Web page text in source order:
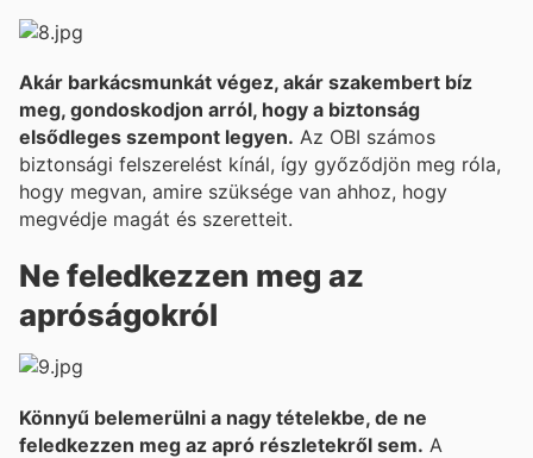
Akár barkácsmunkát végez, akár szakembert bíz
meg, gondoskodjon arról, hogy a biztonság
elsődleges szempont legyen. Az OBI számos
biztonsági felszerelést kínál, így győződjön meg róla,
hogy megvan, amire szüksége van ahhoz, hogy
megvédje magát és szeretteit.
Ne feledkezzen meg az
apróságokról
Könnyű belemerülni a nagy tételekbe, de ne
feledkezzen meg az apró részletekről sem. A